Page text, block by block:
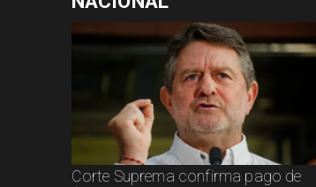
Corte Suprema confirma pago de